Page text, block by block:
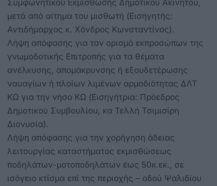
Συμφωνητικού Εκμίσθωσης Δημοτικού Ακινήτου,
μετά από αίτημα του μισθωτή (Εισηγητής:
Αντιδήμαρχος κ. Χόνδρος Κωνσταντίνος).
Λήψη απόφασης για τον ορισμό εκπροσώπων της
γνωμοδοτικής Επιτροπής για τα θέματα
ανέλκυσης, απομάκρυνσης ή εξουδετέρωσης
ναυαγίων ή πλοίων λιμένων αρμοδιότητας ΔΛΤ
ΚΩ για την νήσο ΚΩ (Εισηγήτρια: Πρόεδρος
Δημοτικού Συμβουλίου, κα Τελλή Τσιμισίρη
Διονυσία).
Λήψη απόφασης για την χορήγηση άδειας
λειτουργίας καταστήματος εκμισθώσεως
ποδηλάτων-μοτοποδηλάτων έως 50κ.εκ., σε
ισόγειο κτίσμα επί της περιοχής – οδού Ψαλιδίου